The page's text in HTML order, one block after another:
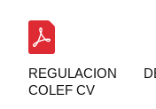
REGULACION
COLEF CV